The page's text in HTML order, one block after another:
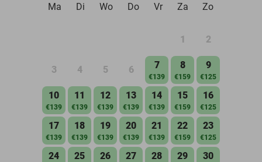
Ma
Di Wo Do Vr Za Zo
1 2
3 4 5 6 7
€139
8
€159
9
€125
10
€139
11
€139
12
€139
13
€139
14
€139
15
€159
16
€125
17
€139
18
€139
19
€139
20
€139
21
€139
22
€159
23
€125
24 25 26 27 28 29 30